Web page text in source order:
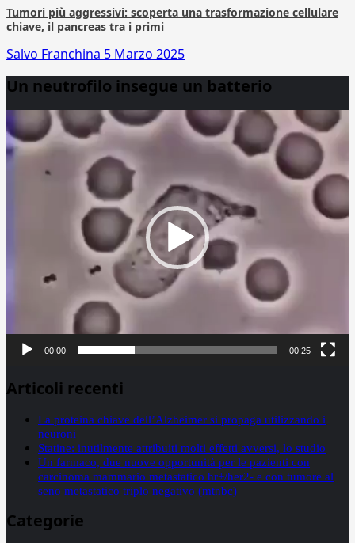
Tumori più aggressivi: scoperta una trasformazione cellulare
chiave, il pancreas tra i primi
Salvo Franchina 5 Marzo 2025
Un neutrofilo insegue un batterio
Player
00:00 00:25
Articoli recenti
La proteina chiave dell’Alzheimer si propaga utilizzando i
neuroni
Statine: inutilmente attribuiti molti effetti avversi, lo studio
Un farmaco, due nuove opportunità per le pazienti con
carcinoma mammario metastatico hr+/her2- e con tumore al
seno metastatico triplo negativo (mtnbc)
Categorie